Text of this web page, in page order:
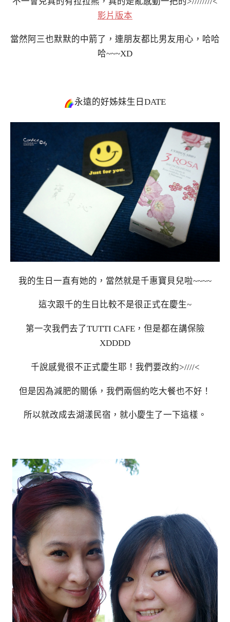
影片版本
當然阿三也默默的中箭了，連朋友都比男友用心，哈哈
哈~~~XD
永遠的好姊妹生日DATE
我的生日一直有她的，當然就是千惠寶貝兒啦~~~~
這次跟千的生日比較不是很正式在慶生~
第一次我們去了TUTTI CAFE，但是都在講保險
XDDDD
千說感覺很不正式慶生耶！我們要改約>////<
但是因為減肥的關係，我們兩個約吃大餐也不好！
所以就改成去湖漾民宿，就小慶生了一下這樣。